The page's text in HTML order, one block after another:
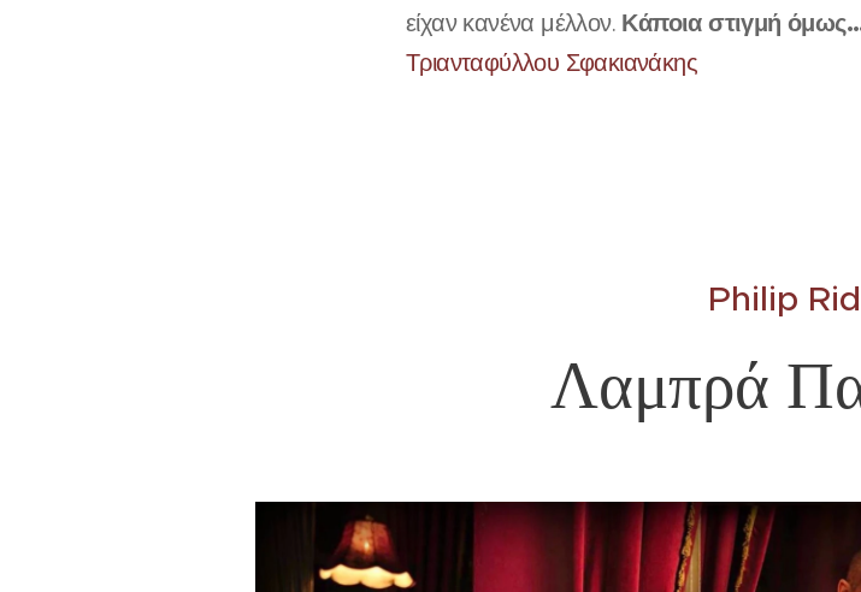
είχαν κανένα μέλλον. Κάποια στιγμή
Τριανταφύλλου Σφακιανάκης
Philip
Λαμπρά